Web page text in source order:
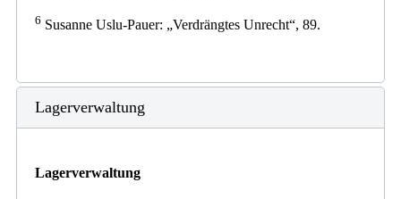
6 Susanne Uslu-Pauer: „Verdrängtes Unrecht“, 89.
Lagerverwaltung
Lagerverwaltung